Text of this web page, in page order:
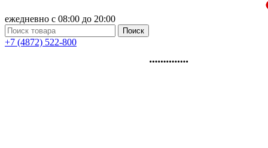
ежедневно с 08:00 до 20:00
Поиск
+7 (4872) 522-800